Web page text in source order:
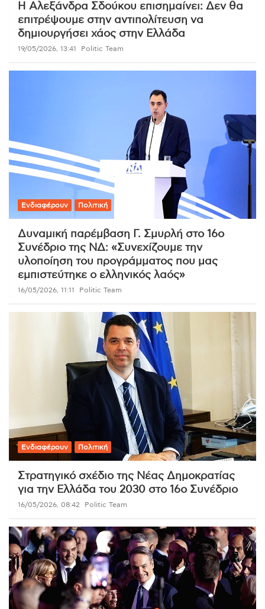
Η Αλεξάνδρα Σδούκου επισημαίνει: Δεν θα
επιτρέψουμε στην αντιπολίτευση να
δημιουργήσει χάος στην Ελλάδα
19/05/2026, 13:41 Politic Team
Ενδιαφέρουν Πολιτική
Δυναμική παρέμβαση Γ. Σμυρλή στο 16ο
Συνέδριο της ΝΔ: «Συνεχίζουμε την
υλοποίηση του προγράμματος που μας
εμπιστεύτηκε ο ελληνικός λαός»
16/05/2026, 11:11 Politic Team
Ενδιαφέρουν Πολιτική
Στρατηγικό σχέδιο της Νέας Δημοκρατίας
για την Ελλάδα του 2030 στο 16ο Συνέδριο
16/05/2026, 08:42 Politic Team